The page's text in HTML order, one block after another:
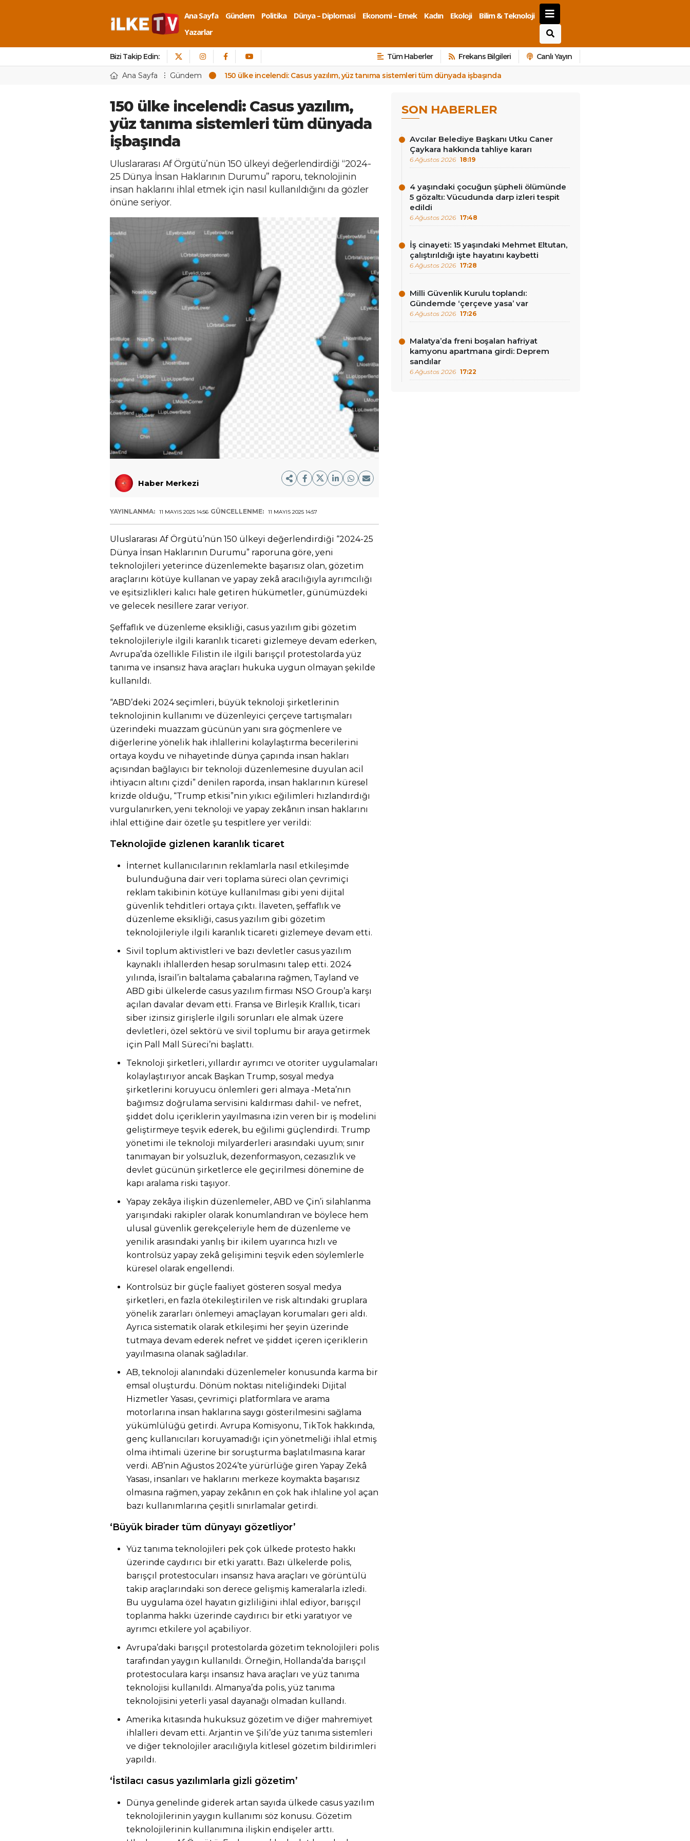
Ana Sayfa Gündem Politika Dünya – Diplomasi Ekonomi – Emek Kadın Ekoloji
Bilim & Teknoloji
Yazarlar
Bizi Takip Edin: Tüm Haberler Frekans Bilgileri Canlı Yayın
Ana Sayfa Gündem 150 ülke incelendi: Casus yazılım, yüz tanıma sistemleri tüm dünyada işbaşında
150 ülke incelendi: Casus yazılım,
yüz tanıma sistemleri tüm dünyada
işbaşında
Uluslararası Af Örgütü’nün 150 ülkeyi değerlendirdiği “2024-
25 Dünya İnsan Haklarının Durumu” raporu, teknolojinin
insan haklarını ihlal etmek için nasıl kullanıldığını da gözler
önüne seriyor.
Haber Merkezi
YAYINLANMA: 11 MAYIS 2025 14:56 GÜNCELLENME: 11 MAYIS 2025 14:57
Uluslararası Af Örgütü’nün 150 ülkeyi değerlendirdiği “2024-25
Dünya İnsan Haklarının Durumu” raporuna göre, yeni
teknolojileri yeterince düzenlemekte başarısız olan, gözetim
araçlarını kötüye kullanan ve yapay zekâ aracılığıyla ayrımcılığı
ve eşitsizlikleri kalıcı hale getiren hükümetler, günümüzdeki
ve gelecek nesillere zarar veriyor.
Şeffaflık ve düzenleme eksikliği, casus yazılım gibi gözetim
teknolojileriyle ilgili karanlık ticareti gizlemeye devam ederken,
Avrupa’da özellikle Filistin ile ilgili barışçıl protestolarda yüz
tanıma ve insansız hava araçları hukuka uygun olmayan şekilde
kullanıldı.
“ABD’deki 2024 seçimleri, büyük teknoloji şirketlerinin
teknolojinin kullanımı ve düzenleyici çerçeve tartışmaları
üzerindeki muazzam gücünün yanı sıra göçmenlere ve
diğerlerine yönelik hak ihlallerini kolaylaştırma becerilerini
ortaya koydu ve nihayetinde dünya çapında insan hakları
açısından bağlayıcı bir teknoloji düzenlemesine duyulan acil
ihtiyacın altını çizdi” denilen raporda, insan haklarının küresel
krizde olduğu, “Trump etkisi”nin yıkıcı eğilimleri hızlandırdığı
vurgulanırken, yeni teknoloji ve yapay zekânın insan haklarını
ihlal ettiğine dair özetle şu tespitlere yer verildi:
Teknolojide gizlenen karanlık ticaret
İnternet kullanıcılarının reklamlarla nasıl etkileşimde
bulunduğuna dair veri toplama süreci olan çevrimiçi
reklam takibinin kötüye kullanılması gibi yeni dijital
güvenlik tehditleri ortaya çıktı. İlaveten, şeffaflık ve
düzenleme eksikliği, casus yazılım gibi gözetim
teknolojileriyle ilgili karanlık ticareti gizlemeye devam etti.
Sivil toplum aktivistleri ve bazı devletler casus yazılım
kaynaklı ihlallerden hesap sorulmasını talep etti. 2024
yılında, İsrail’in baltalama çabalarına rağmen, Tayland ve
ABD gibi ülkelerde casus yazılım firması NSO Group’a karşı
açılan davalar devam etti. Fransa ve Birleşik Krallık, ticari
siber izinsiz girişlerle ilgili sorunları ele almak üzere
devletleri, özel sektörü ve sivil toplumu bir araya getirmek
için Pall Mall Süreci’ni başlattı.
Teknoloji şirketleri, yıllardır ayrımcı ve otoriter uygulamaları
kolaylaştırıyor ancak Başkan Trump, sosyal medya
şirketlerini koruyucu önlemleri geri almaya -Meta’nın
bağımsız doğrulama servisini kaldırması dahil- ve nefret,
şiddet dolu içeriklerin yayılmasına izin veren bir iş modelini
geliştirmeye teşvik ederek, bu eğilimi güçlendirdi. Trump
yönetimi ile teknoloji milyarderleri arasındaki uyum; sınır
tanımayan bir yolsuzluk, dezenformasyon, cezasızlık ve
devlet gücünün şirketlerce ele geçirilmesi dönemine de
kapı aralama riski taşıyor.
Yapay zekâya ilişkin düzenlemeler, ABD ve Çin’i silahlanma
yarışındaki rakipler olarak konumlandıran ve böylece hem
ulusal güvenlik gerekçeleriyle hem de düzenleme ve
yenilik arasındaki yanlış bir ikilem uyarınca hızlı ve
kontrolsüz yapay zekâ gelişimini teşvik eden söylemlerle
küresel olarak engellendi.
Kontrolsüz bir güçle faaliyet gösteren sosyal medya
şirketleri, en fazla ötekileştirilen ve risk altındaki gruplara
yönelik zararları önlemeyi amaçlayan korumaları geri aldı.
Ayrıca sistematik olarak etkileşimi her şeyin üzerinde
tutmaya devam ederek nefret ve şiddet içeren içeriklerin
yayılmasına olanak sağladılar.
AB, teknoloji alanındaki düzenlemeler konusunda karma bir
emsal oluşturdu. Dönüm noktası niteliğindeki Dijital
Hizmetler Yasası, çevrimiçi platformlara ve arama
motorlarına insan haklarına saygı gösterilmesini sağlama
yükümlülüğü getirdi. Avrupa Komisyonu, TikTok hakkında,
genç kullanıcıları koruyamadığı için yönetmeliği ihlal etmiş
olma ihtimali üzerine bir soruşturma başlatılmasına karar
verdi. AB’nin Ağustos 2024’te yürürlüğe giren Yapay Zekâ
Yasası, insanları ve haklarını merkeze koymakta başarısız
olmasına rağmen, yapay zekânın en çok hak ihlaline yol açan
bazı kullanımlarına çeşitli sınırlamalar getirdi.
‘Büyük birader tüm dünyayı gözetliyor’
Yüz tanıma teknolojileri pek çok ülkede protesto hakkı
üzerinde caydırıcı bir etki yarattı. Bazı ülkelerde polis,
barışçıl protestocuları insansız hava araçları ve görüntülü
takip araçlarındaki son derece gelişmiş kameralarla izledi.
Bu uygulama özel hayatın gizliliğini ihlal ediyor, barışçıl
toplanma hakkı üzerinde caydırıcı bir etki yaratıyor ve
ayrımcı etkilere yol açabiliyor.
Avrupa’daki barışçıl protestolarda gözetim teknolojileri polis
tarafından yaygın kullanıldı. Örneğin, Hollanda’da barışçıl
protestoculara karşı insansız hava araçları ve yüz tanıma
teknolojisi kullanıldı. Almanya’da polis, yüz tanıma
teknolojisini yeterli yasal dayanağı olmadan kullandı.
Amerika kıtasında hukuksuz gözetim ve diğer mahremiyet
ihlalleri devam etti. Arjantin ve Şili’de yüz tanıma sistemleri
ve diğer teknolojiler aracılığıyla kitlesel gözetim bildirimleri
yapıldı.
‘İstilacı casus yazılımlarla gizli gözetim’
Dünya genelinde giderek artan sayıda ülkede casus yazılım
teknolojilerinin yaygın kullanımı söz konusu. Gözetim
teknolojilerinin kullanımına ilişkin endişeler arttı.
SON HABERLER
Avcılar Belediye Başkanı Utku Caner
Çaykara hakkında tahliye kararı
6 Ağustos 2026 18:19
4 yaşındaki çocuğun şüpheli ölümünde
5 gözaltı: Vücudunda darp izleri tespit
edildi
6 Ağustos 2026 17:48
İş cinayeti: 15 yaşındaki Mehmet Eltutan,
çalıştırıldığı işte hayatını kaybetti
6 Ağustos 2026 17:28
Milli Güvenlik Kurulu toplandı:
Gündemde ‘çerçeve yasa’ var
6 Ağustos 2026 17:26
Malatya’da freni boşalan hafriyat
kamyonu apartmana girdi: Deprem
sandılar
6 Ağustos 2026 17:22